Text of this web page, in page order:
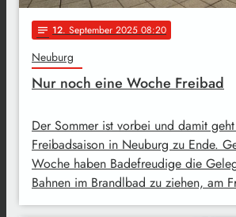
notes 12. September 2025 08:20
Neuburg
Nur noch eine Woche Freibad
Der Sommer ist vorbei und damit
Freibadsaison in Neuburg zu Ende.
Woche haben Badefreudige die
Bahnen im Brandlbad zu ziehen, am